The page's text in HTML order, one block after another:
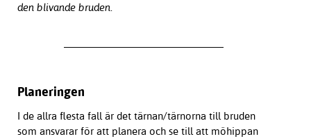
den blivande bruden.
Planeringen
I de allra flesta fall är det tärnan/tärnorna till bruden
som ansvarar för att planera och se till att möhippan